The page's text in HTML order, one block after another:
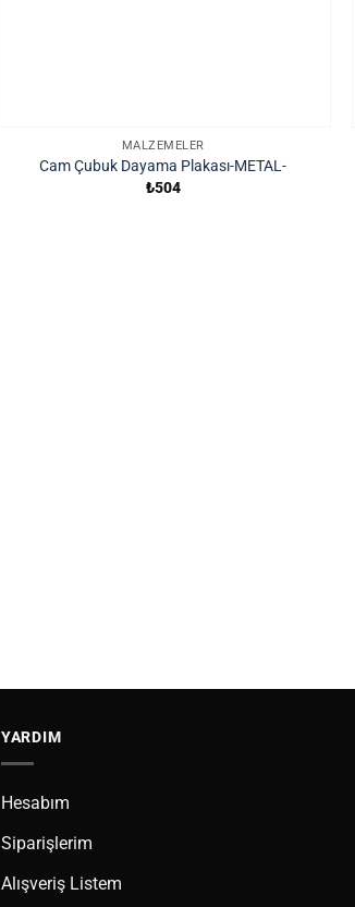
MALZEMELER
Cam Çubuk Dayama Plakası-METAL-
₺504
YARDIM
Hesabım
Siparişlerim
Alışveriş Listem